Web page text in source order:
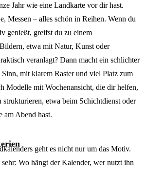
Jahr wie eine Landkarte vor dir hast.
Messen – alles schön in Reihen. Wenn du
genießt, greifst du zu einem
etwa mit Natur, Kunst oder
veranlagt? Dann macht ein schlichter
Sinn, mit klarem Raster und viel Platz zum
Modelle mit Wochenansicht, die dir helfen,
etwa beim Schichtdienst oder
am Abend hast.
geht es nicht nur um das Motiv.
Wo hängt der Kalender, wer nutzt ihn